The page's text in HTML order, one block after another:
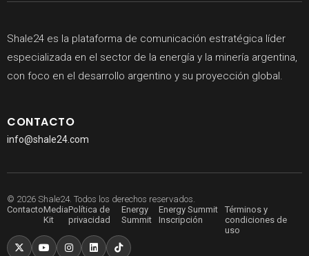
Shale24 es la plataforma de comunicación estratégica líder
especializada en el sector de la energía y la minería argentina,
con foco en el desarrollo argentino y su proyección global.
CONTACTO
info@shale24.com
© 2026 Shale24. Todos los derechos reservados.
ContactoMedia
Kit
Política de
privacidad
Energy
Summit
Energy Summit
Inscripción
Términos y
condiciones de
uso